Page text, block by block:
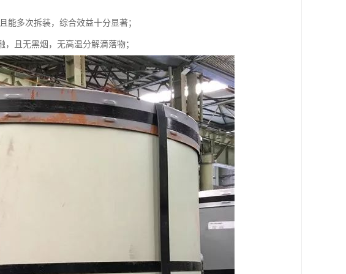
能多次拆装，综合效益十分显著；
且无黑烟，无高温分解滴落物；